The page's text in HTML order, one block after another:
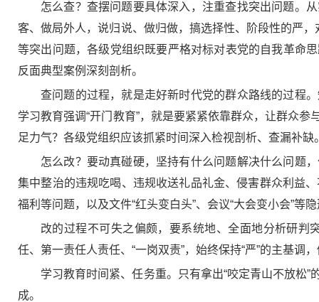
怎么查？查摆问题要具体深入，注重查找突出问题。
客、做局外人，说归说、做归做，搞选择性、阶段性的严
等突出问题，各级党组织既要严格对标对表党的自我革命
反面典型案例深刻剖析。
查问题的过程，就是走好新时代党的群众路线的过程
学习教育强调“开门教育”，就是要紧紧依靠群众，让群众
足力气？各级党组织应该抓紧时间深入检视剖析、查漏补缺
怎么改？要动真碰硬，坚持有什么问题解决什么问题
集中整治的违规吃喝、违规收送礼品礼金、侵害群众利益
福利等问题，以及文件“红头变白头”、会议“大会变小会”
改的过程不可失之偏颇，要系统地、全面地分析研判
任、第一责任人责任、“一岗双责”，始终保持“严”的主基
学习教育时间紧、任务重。只有拿出“咬定青山不放松
成。